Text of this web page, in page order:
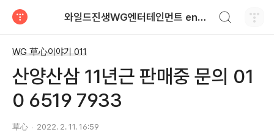
와일드진생WG엔터테인먼트 entertainment
WG 草心이야기 011
산양산삼 11년근 판매중 문의 01
0 6519 7933
草心 2022. 2. 11. 16:59